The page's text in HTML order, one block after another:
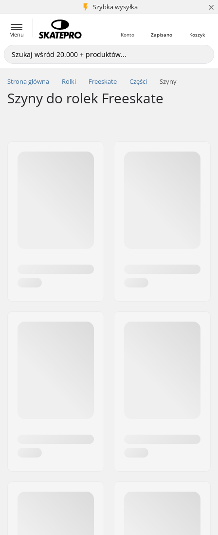
Szybka wysyłka
5+ mln klientów ×
Menu Koszyk
Zapisano
Konto
Strona główna Rolki Freeskate Części Szyny
Szyny do rolek Freeskate